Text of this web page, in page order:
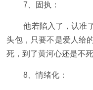
7、固执：
他若陷入了，认准
头包，只要不是爱人给
死，到了黄河心还是不死
8、情绪化：